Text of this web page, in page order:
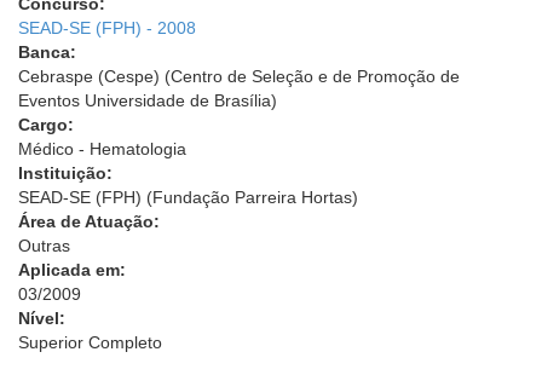
SEAD-SE (FPH) - 2008
Banca:
Cebraspe (Cespe) (Centro de Seleção e de Promoção de
Eventos Universidade de Brasília)
Cargo:
Médico - Hematologia
Instituição:
SEAD-SE (FPH) (Fundação Parreira Hortas)
Área de Atuação:
Outras
Aplicada em:
03/2009
Nível:
Superior Completo